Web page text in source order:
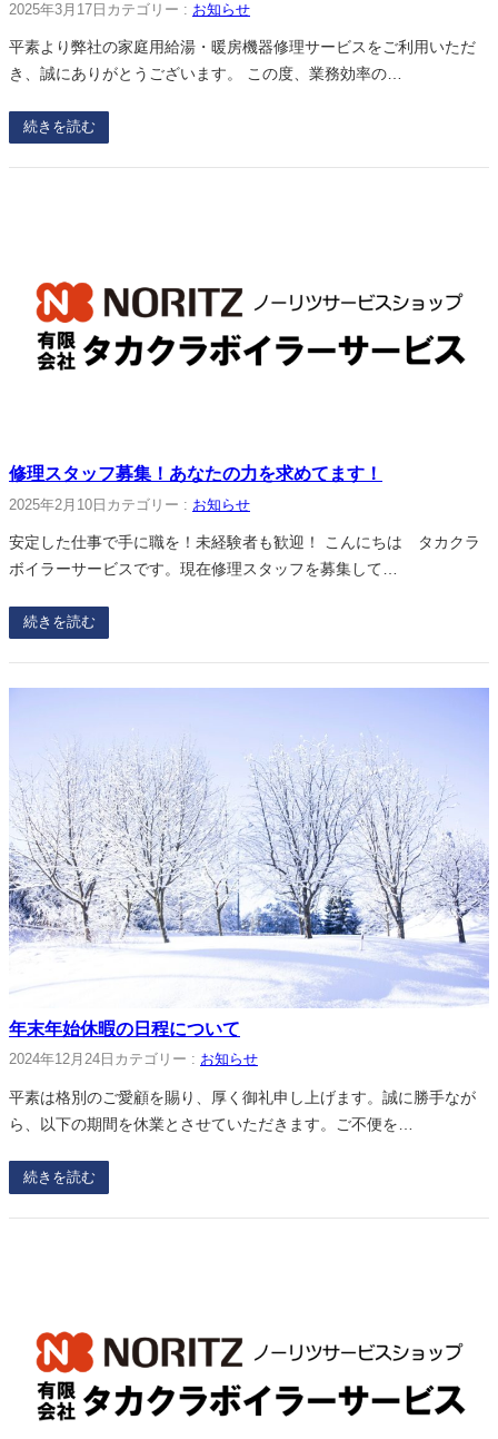
2025年3月17日 カテゴリー : お知らせ
平素より弊社の家庭用給湯・暖房機器修理サービスをご利用いただ
き、誠にありがとうございます。 この度、業務効率の…
続きを読む
修理スタッフ募集！あなたの力を求めてます！
2025年2月10日 カテゴリー : お知らせ
安定した仕事で手に職を！未経験者も歓迎！ こんにちは タカクラ
ボイラーサービスです。現在修理スタッフを募集して…
続きを読む
年末年始休暇の日程について
2024年12月24日 カテゴリー : お知らせ
平素は格別のご愛顧を賜り、厚く御礼申し上げます。誠に勝手なが
ら、以下の期間を休業とさせていただきます。ご不便を…
続きを読む